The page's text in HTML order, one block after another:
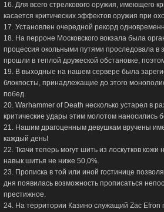
16. Для всего стрелкового оружия, имеющего
касается критических эффектов оружия при
17. Установлен очередной рекорд
18. На перроне Московского вокзала была
процессия окольными путями проследовала
прошли в теплой дружеской обстановке,
19. В выходные на нашем сервере была
блокпосты, принадлежащие до этого
побед.
20. Warhammer of Death несколько устарел в
критические удары этим молотом наносились
21. Нашим драгоценным девушкам вручены
каждый день!
22. Ткачи теперь могут шить из лоскутков
навык шитья не ниже 50,0%.
23. Прописка в той или иной гостинице
дня появилась возможность прописаться
престижное.
24. На территории Казино служащий Zac Efron